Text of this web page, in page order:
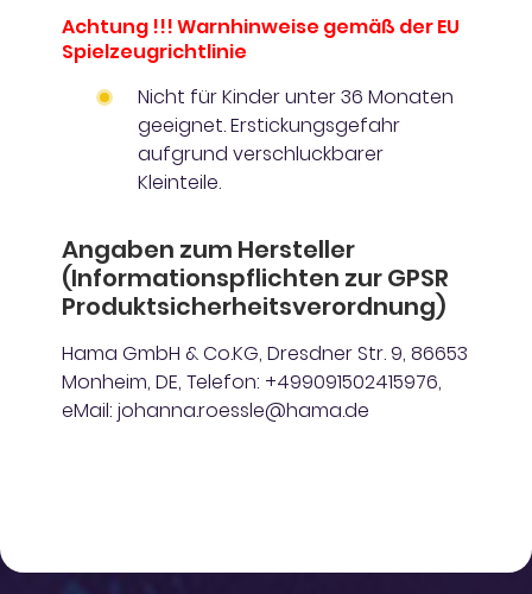
Achtung !!! Warnhinweise gemäß der EU
Spielzeugrichtlinie
Nicht für Kinder unter 36 Monaten
geeignet. Erstickungsgefahr
aufgrund verschluckbarer
Kleinteile.
Angaben zum Hersteller
(Informationspflichten zur GPSR
Produktsicherheitsverordnung)
Hama GmbH & Co.KG, Dresdner Str. 9, 86653
Monheim, DE, Telefon: +499091502415976,
eMail: johanna.roessle@hama.de